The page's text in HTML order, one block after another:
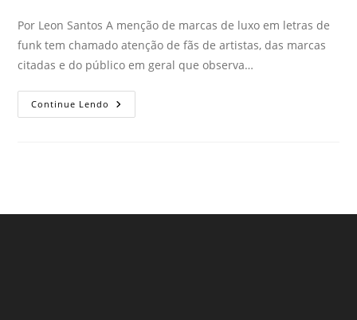
Por Leon Santos A menção de marcas de luxo em letras de
funk tem chamado atenção de fãs de artistas, das marcas
citadas e do público em geral que observa…
Continue Lendo